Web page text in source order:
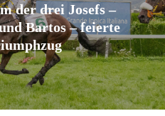
der drei Josefs –
Bartos – feierte